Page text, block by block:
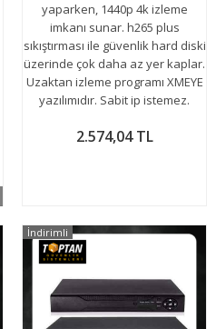
yaparken, 1440p 4k izleme
imkanı sunar. h265 plus
sıkıştırması ile güvenlik hard diski
üzerinde çok daha az yer kaplar.
Uzaktan izleme programı XMEYE
yazılımıdır. Sabit ip istemez.
2.574,04 TL
İndirimli